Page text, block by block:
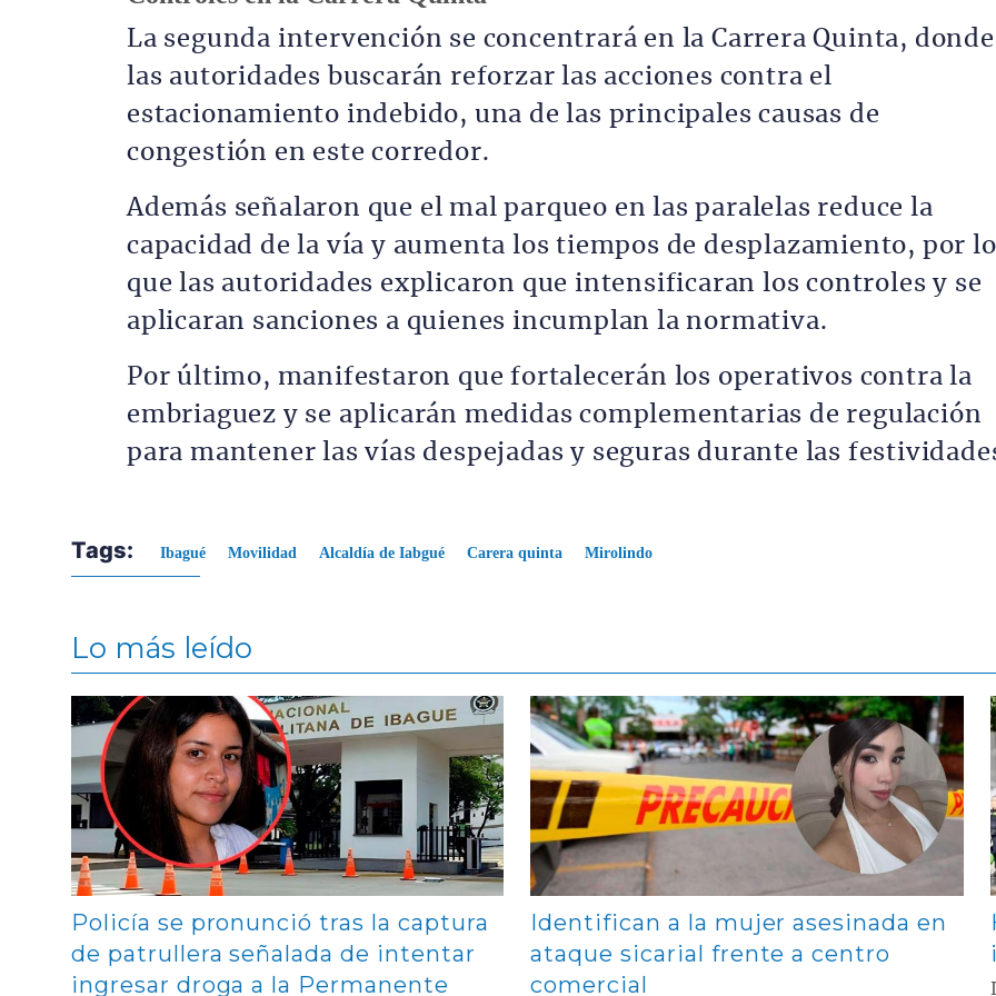
La segunda intervención se concentrará en la Carrera Quinta, donde
las autoridades buscarán reforzar las acciones contra el
estacionamiento indebido, una de las principales causas de
congestión en este corredor.
Además señalaron que el mal parqueo en las paralelas reduce la
capacidad de la vía y aumenta los tiempos de desplazamiento, por lo
que las autoridades explicaron que intensificaran los controles y se
aplicaran sanciones a quienes incumplan la normativa.
Por último, manifestaron que fortalecerán los operativos contra la
embriaguez y se aplicarán medidas complementarias de regulación
para mantener las vías despejadas y seguras durante las
Tags: Ibagué Movilidad Alcaldía de Iabgué Carera quinta Mirolindo
Lo más leído
Contenido multimedia principal
Policía se pronunció tras la captura
de patrullera señalada de intentar
ingresar droga a la Permanente
Contenido multimedia principal
Identifican a la mujer asesinada en
ataque sicarial frente a centro
comercial